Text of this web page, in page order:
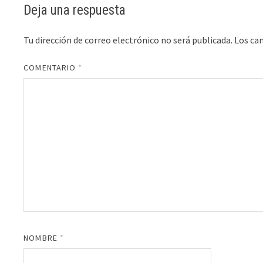
Deja una respuesta
Tu dirección de correo electrónico no será publicada. Los
COMENTARIO *
NOMBRE *